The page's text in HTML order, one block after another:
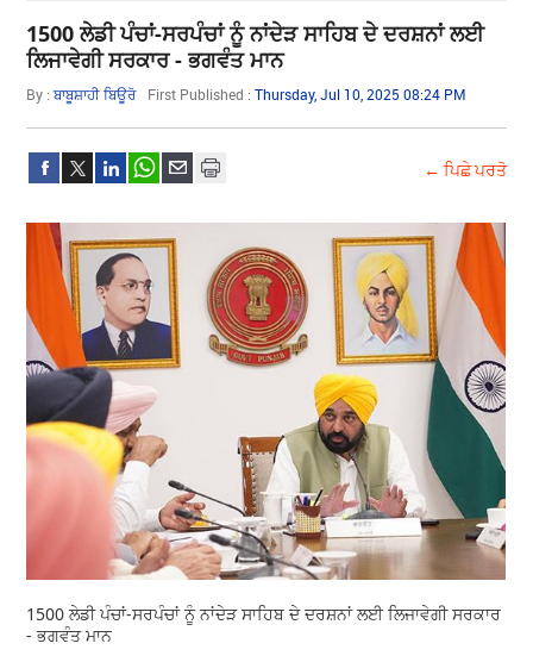
1500 ਲੇਡੀ ਪੰਚਾਂ-ਸਰਪੰਚਾਂ ਨੂੰ ਨਾਂਦੇੜ ਸਾਹਿਬ ਦੇ ਦਰਸ਼ਨਾਂ ਲਈ
ਲਿਜਾਵੇਗੀ ਸਰਕਾਰ - ਭਗਵੰਤ ਮਾਨ
By :ਬਾਬੂਸ਼ਾਹੀ ਬਿਊਰੋ First Published :Thursday, Jul 10, 2025 08:24 PM
← ਪਿਛੇ ਪਰਤੋ
1500 ਲੇਡੀ ਪੰਚਾਂ-ਸਰਪੰਚਾਂ ਨੂੰ ਨਾਂਦੇੜ ਸਾਹਿਬ ਦੇ ਦਰਸ਼ਨਾਂ ਲਈ ਲਿਜਾਵੇਗੀ ਸਰਕਾਰ
- ਭਗਵੰਤ ਮਾਨ